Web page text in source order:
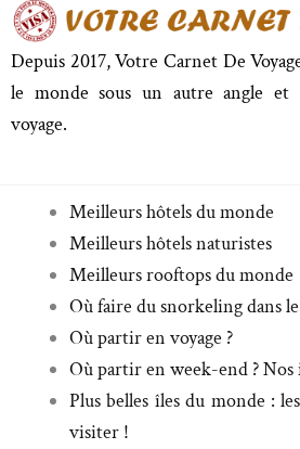
Depuis 2017, Votre Carnet De
le monde sous un autre angle et
voyage.
Meilleurs hôtels du monde
Meilleurs hôtels naturistes
Meilleurs rooftops du monde
Où faire du snorkeling dans
Où partir en voyage ?
Où partir en week-end ? Nos
Plus belles îles du monde :
visiter !